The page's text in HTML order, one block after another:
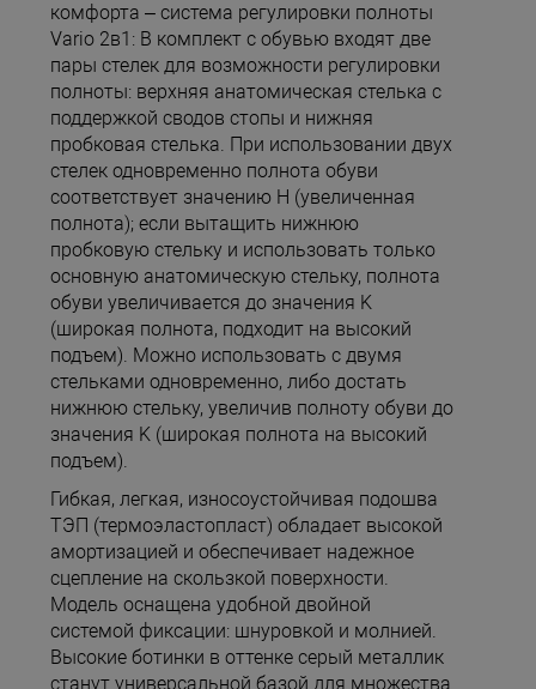
комфорта – система регулировки полноты
Vario 2в1: В комплект с обувью входят две
пары стелек для возможности регулировки
полноты: верхняя анатомическая стелька с
поддержкой сводов стопы и нижняя
пробковая стелька. При использовании двух
стелек одновременно полнота обуви
соответствует значению H (увеличенная
полнота); если вытащить нижнюю
пробковую стельку и использовать только
основную анатомическую стельку, полнота
обуви увеличивается до значения K
(широкая полнота, подходит на высокий
подъем). Можно использовать с двумя
стельками одновременно, либо достать
нижнюю стельку, увеличив полноту обуви до
значения K (широкая полнота на высокий
подъем).
Гибкая, легкая, износоустойчивая подошва
ТЭП (термоэластопласт) обладает высокой
амортизацией и обеспечивает надежное
сцепление на скользкой поверхности.
Модель оснащена удобной двойной
системой фиксации: шнуровкой и молнией.
Высокие ботинки в оттенке серый металлик
станут универсальной базой для множества